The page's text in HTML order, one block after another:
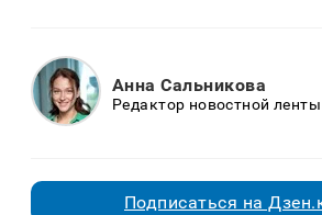
Анна Сальникова
Редактор новостной ленты
Подписаться на